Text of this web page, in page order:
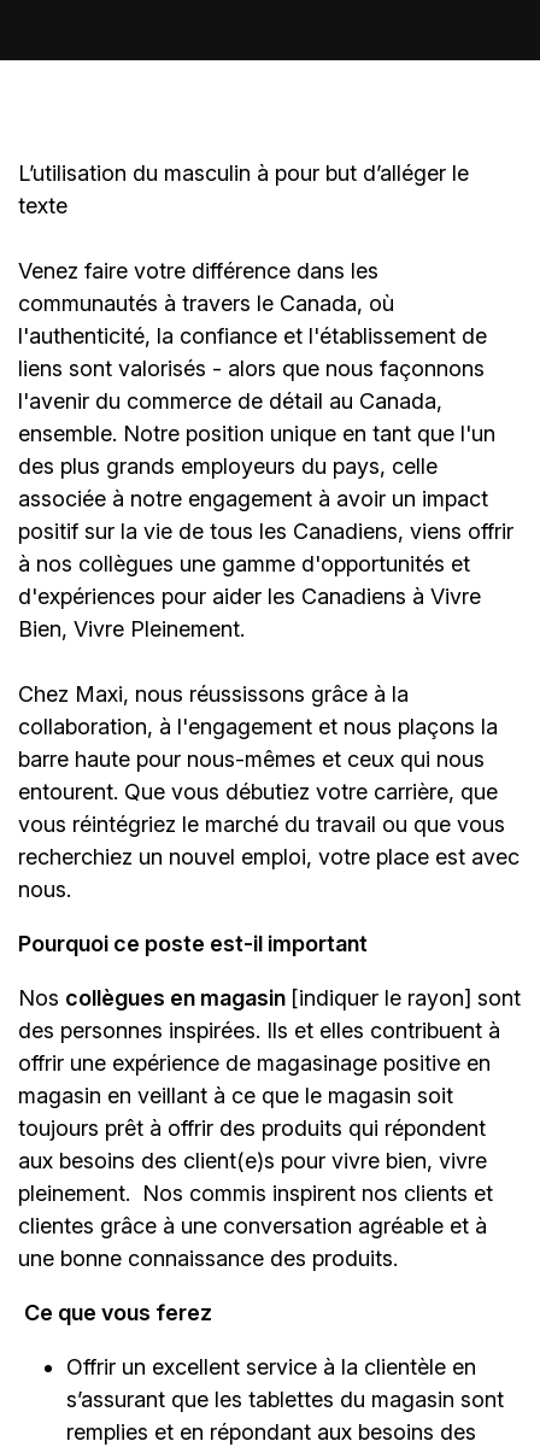
L’utilisation du masculin à pour but d’alléger le
texte
Venez faire votre différence dans les
communautés à travers le Canada, où
l'authenticité, la confiance et l'établissement de
liens sont valorisés - alors que nous façonnons
l'avenir du commerce de détail au Canada,
ensemble. Notre position unique en tant que l'un
des plus grands employeurs du pays, celle
associée à notre engagement à avoir un impact
positif sur la vie de tous les Canadiens, viens offrir
à nos collègues une gamme d'opportunités et
d'expériences pour aider les Canadiens à Vivre
Bien, Vivre Pleinement.
Chez Maxi, nous réussissons grâce à la
collaboration, à l'engagement et nous plaçons la
barre haute pour nous-mêmes et ceux qui nous
entourent. Que vous débutiez votre carrière, que
vous réintégriez le marché du travail ou que vous
recherchiez un nouvel emploi, votre place est avec
nous.
Pourquoi ce poste est-il important
Nos collègues en magasin [indiquer le rayon] sont
des personnes inspirées. Ils et elles contribuent à
offrir une expérience de magasinage positive en
magasin en veillant à ce que le magasin soit
toujours prêt à offrir des produits qui répondent
aux besoins des client(e)s pour vivre bien, vivre
pleinement. Nos commis inspirent nos clients et
clientes grâce à une conversation agréable et à
une bonne connaissance des produits.
Ce que vous ferez
Offrir un excellent service à la clientèle en
s’assurant que les tablettes du magasin sont
remplies et en répondant aux besoins des